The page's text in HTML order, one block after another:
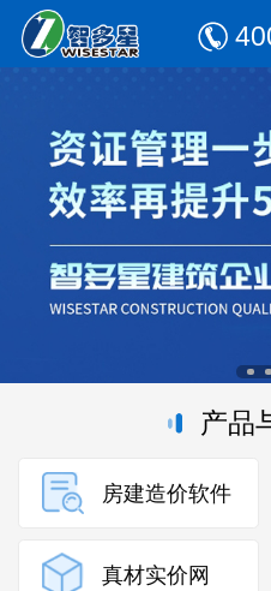
产品
房建造价软件
真材实价网